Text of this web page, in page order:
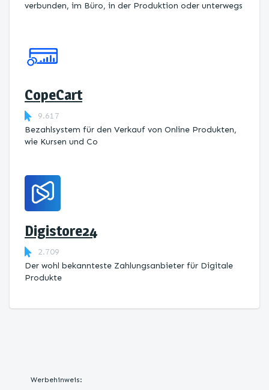
verbunden, im Büro, in der Produktion oder unterwegs
CopeCart
9.617
Bezahlsystem für den Verkauf von Online Produkten,
wie Kursen und Co
Digistore24
2.709
Der wohl bekannteste Zahlungsanbieter für Digitale
Produkte
Werbehinweis: